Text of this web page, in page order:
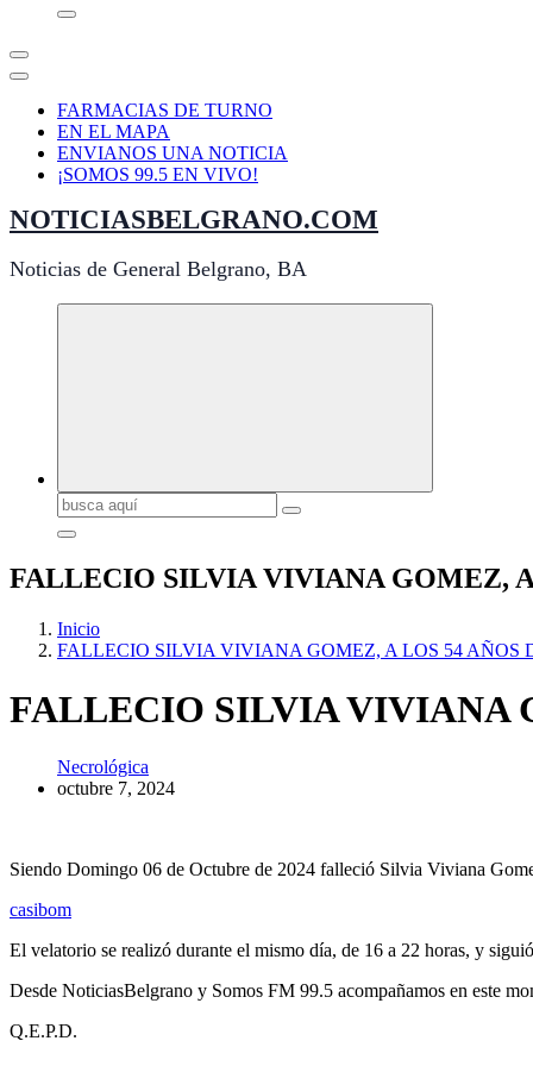
FARMACIAS DE TURNO
EN EL MAPA
ENVIANOS UNA NOTICIA
¡SOMOS 99.5 EN VIVO!
NOTICIASBELGRANO.COM
Noticias de General Belgrano, BA
Buscar:
FALLECIO SILVIA VIVIANA GOMEZ, A
Inicio
FALLECIO SILVIA VIVIANA GOMEZ, A LOS 54 AÑOS
FALLECIO SILVIA VIVIANA
Necrológica
octubre 7, 2024
Siendo Domingo 06 de Octubre de 2024 falleció Silvia Viviana
casibom
El velatorio se realizó durante el mismo día, de 16 a 22 horas, y
Desde NoticiasBelgrano y Somos FM 99.5 acompañamos en este
Q.E.P.D.